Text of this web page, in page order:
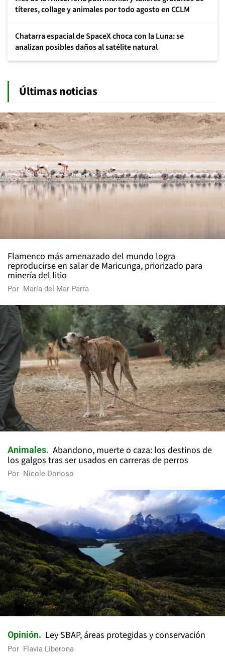
títeres, collage y animales por todo agosto en CCLM
Chatarra espacial de SpaceX choca con la Luna: se
analizan posibles daños al satélite natural
Últimas noticias
Flamenco más amenazado del mundo logra
reproducirse en salar de Maricunga, priorizado para
minería del litio
Por María del Mar Parra
Animales
Abandono, muerte o caza: los destinos de
los galgos tras ser usados en carreras de perros
Por Nicole Donoso
Opinión Ley SBAP, áreas protegidas y conservación
Por Flavia Liberona